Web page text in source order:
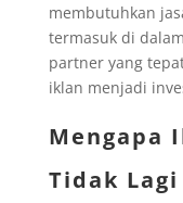
membutuhkan
termasuk di
partner yang
iklan menjadi
Mengapa
Tidak Lagi